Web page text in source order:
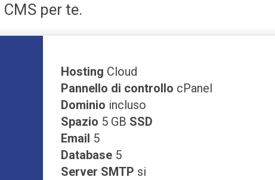
CMS per te.
Hosting Cloud
Pannello di controllo cPanel
Dominio incluso
Spazio 5 GB SSD
Email 5
Database 5
Server SMTP si